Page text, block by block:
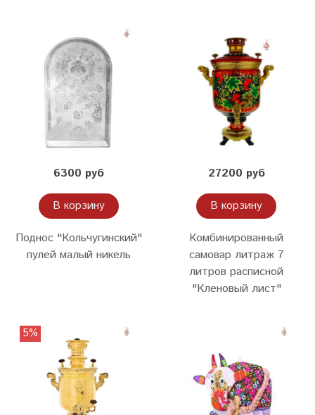
6300 руб
В корзину
Поднос "Кольчугинский"
пулей малый никель
27200 руб
В корзину
Комбинированный
самовар литраж 7
литров расписной
"Кленовый лист"
5%